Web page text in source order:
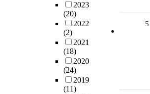
2023
(20)
2022
(2)
2021
(18)
2020
(24)
2019
(11)
5